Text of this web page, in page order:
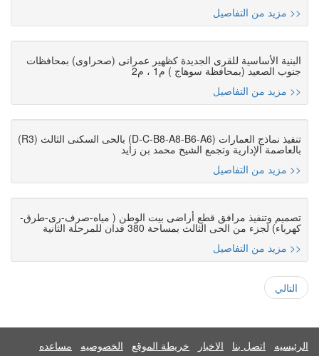
مزيد من التفاصيل >>
البنية الأساسية للقرى الجديدة كظهير عمرانى (صحراوى) بمحافظات
جنوب الصعيد (بمحافظة سوهاج ) م1 ، م2
مزيد من التفاصيل >>
تنفيذ نماذج العمارات (D-C-B8-A8-B6-A6) بالحى السكنى الثالث (R3)
بالعاصمة الإدارية وتجمع الشيخ محمد بن زايد
مزيد من التفاصيل >>
تصميم وتنفيذ مرافق قطع أراضى بيت الوطن ( مياه-صرف-رى-طرق-
كهرباء) لجزء من الحى الثالث بمساحة 380 فدان للمرحلة الثانية
مزيد من التفاصيل >>
التالي
الرئيسيه اتصل بنا الاخبار خريطة الموقع الخصوصيه
مساعده